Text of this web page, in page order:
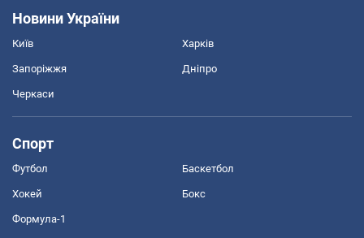
Новини України
Київ Харків
Запоріжжя Дніпро
Черкаси
Спорт
Футбол Баскетбол
Хокей Бокс
Формула-1